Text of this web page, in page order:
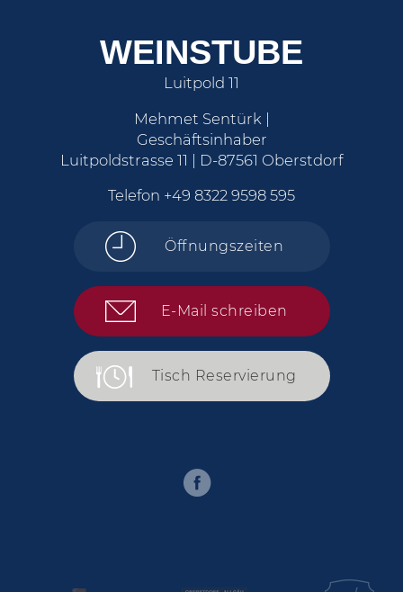
WEINSTUBE
Luitpold 11
Mehmet Sentürk |
Geschäftsinhaber
Luitpoldstrasse 11 | D-87561 Oberstdorf
Telefon +49 8322 9598 595
Öffnungszeiten
E-Mail schreiben
Tisch Reservierung